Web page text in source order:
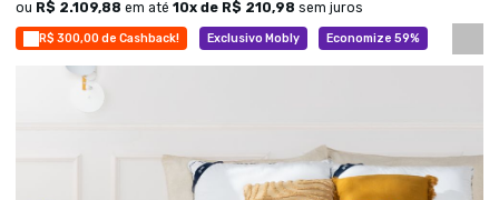
R$ 300,00 de Cashback! Exclusivo Mobly Economize 59%
ou R$ 2.109,88 em até 10x de R$ 210,98 sem juros